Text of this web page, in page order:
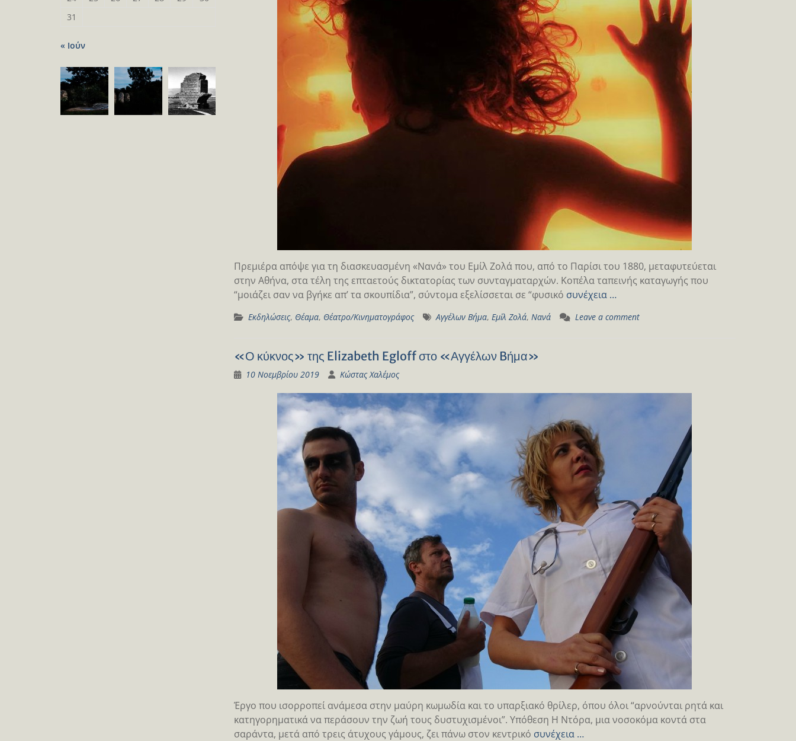
Πρεμιέρα απόψε για τη διασκευασμένη «Νανά» του Εμίλ Ζολά που, από το Παρίσι του 1880, μεταφυτεύεται
στην Αθήνα, στα τέλη της επταετούς δικτατορίας των συνταγματαρχών. Κοπέλα ταπεινής καταγωγής που
“μοιάζει σαν να βγήκε απ’ τα σκουπίδια”, σύντομα εξελίσσεται σε “φυσικό συνέχεια …
Εκδηλώσεις, Θέαμα, Θέατρο/Κινηματογράφος Αγγέλων Βήμα, Εμἰλ Ζολά, Νανά Leave a comment
«Ο κύκνος» της Elizabeth Egloff στο «Αγγέλων Bήμα»
10 Νοεμβρίου 2019 Κώστας Χαλέμος
Έργο που ισορροπεί ανάμεσα στην μαύρη κωμωδία και το υπαρξιακό θρίλερ, όπου όλοι “αρνούνται ρητά και
κατηγορηματικά να περάσουν την ζωή τους δυστυχισμένοι”. Υπόθεση Η Ντόρα, μια νοσοκόμα κοντά στα
σαράντα, μετά από τρεις άτυχους γάμους, ζει πάνω στον κεντρικό συνέχεια …
31
« Ιούν